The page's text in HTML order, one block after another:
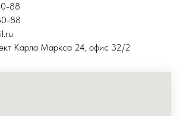
88
88
Карла Маркса 24​, офис 32/2